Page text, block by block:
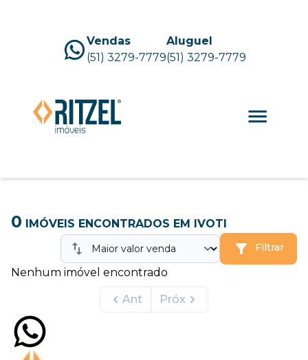
Vendas
(51) 3279-7779
Aluguel
(51) 3279-7779
0 IMÓVEIS ENCONTRADOS EM IVOTI
Filtrar
Nenhum imóvel encontrado
Ant Próx